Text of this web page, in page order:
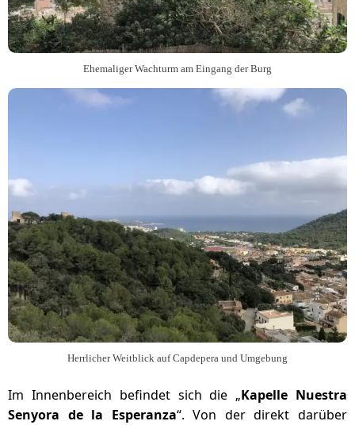
Ehemaliger Wachturm am Eingang der Burg
Herrlicher Weitblick auf Capdepera und Umgebung
Im Innenbereich befindet sich die „Kapelle Nuestra
Senyora de la Esperanza“. Von der direkt darüber